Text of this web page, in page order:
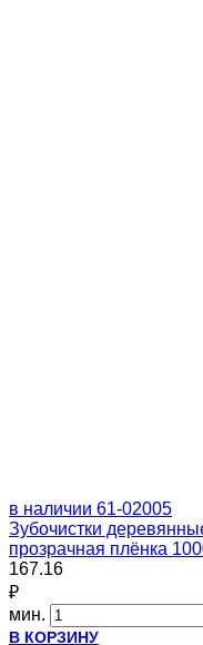
в наличии 61-02005
Зубочистки
прозрачная плёнка
167.16
₽
мин.
В КОРЗИНУ